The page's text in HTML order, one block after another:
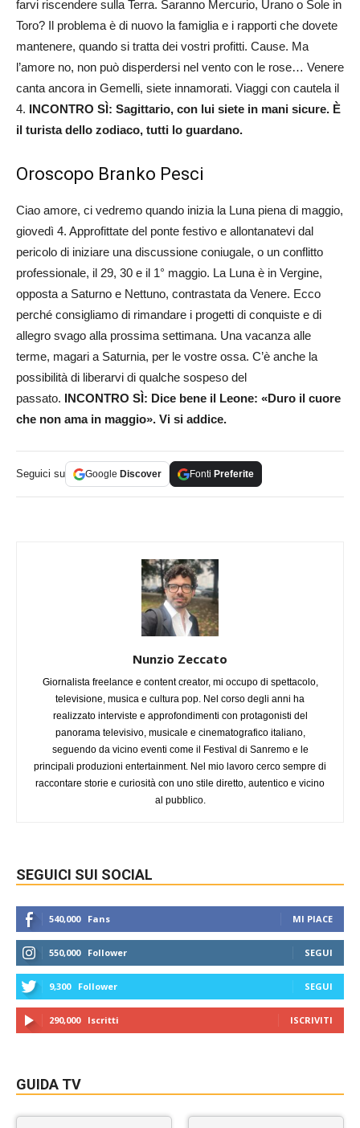
farvi riscendere sulla Terra. Saranno Mercurio, Urano o Sole in
Toro? Il problema è di nuovo la famiglia e i rapporti che dovete
mantenere, quando si tratta dei vostri profitti. Cause. Ma
l’amore no, non può disperdersi nel vento con le rose… Venere
canta ancora in Gemelli, siete innamorati. Viaggi con cautela il
4. INCONTRO SÌ: Sagittario, con lui siete in mani sicure. È
il turista dello zodiaco, tutti lo guardano.
Oroscopo Branko Pesci
Ciao amore, ci vedremo quando inizia la Luna piena di maggio,
giovedì 4. Approfittate del ponte festivo e allontanatevi dal
pericolo di iniziare una discussione coniugale, o un conflitto
professionale, il 29, 30 e il 1° maggio. La Luna è in Vergine,
opposta a Saturno e Nettuno, contrastata da Venere. Ecco
perché consigliamo di rimandare i progetti di conquiste e di
allegro svago alla prossima settimana. Una vacanza alle
terme, magari a Saturnia, per le vostre ossa. C’è anche la
possibilità di liberarvi di qualche sospeso del
passato. INCONTRO SÌ: Dice bene il Leone: «Duro il cuore
che non ama in maggio». Vi si addice.
Seguici su Google Discover Fonti Preferite
Nunzio Zeccato
Giornalista freelance e content creator, mi occupo di spettacolo,
televisione, musica e cultura pop. Nel corso degli anni ha
realizzato interviste e approfondimenti con protagonisti del
panorama televisivo, musicale e cinematografico italiano,
seguendo da vicino eventi come il Festival di Sanremo e le
principali produzioni entertainment. Nel mio lavoro cerco sempre di
raccontare storie e curiosità con uno stile diretto, autentico e vicino
al pubblico.
SEGUICI SUI SOCIAL
540,000 Fans MI PIACE
550,000 Follower SEGUI
9,300 Follower SEGUI
290,000 Iscritti ISCRIVITI
GUIDA TV